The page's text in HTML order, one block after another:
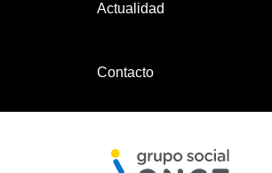
Actualidad
Contacto